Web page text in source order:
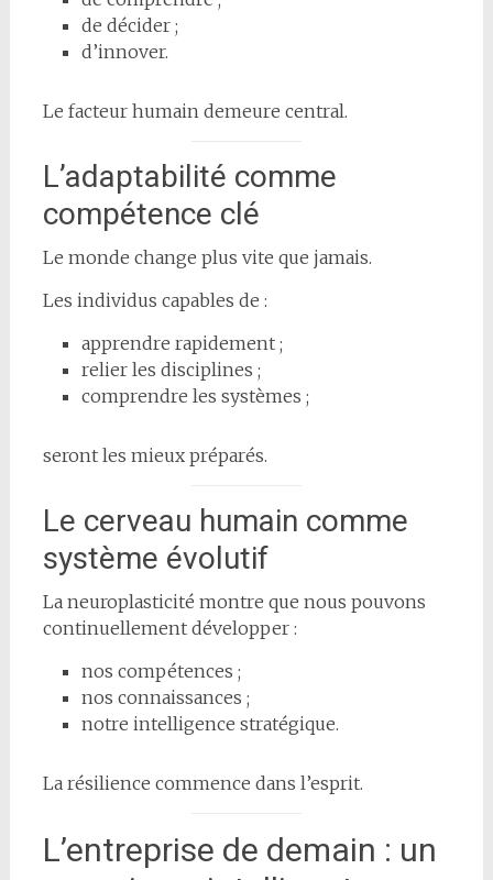
de décider ;
d’innover.
Le facteur humain demeure central.
L’adaptabilité comme
compétence clé
Le monde change plus vite que jamais.
Les individus capables de :
apprendre rapidement ;
relier les disciplines ;
comprendre les systèmes ;
seront les mieux préparés.
Le cerveau humain comme
système évolutif
La neuroplasticité montre que nous pouvons
continuellement développer :
nos compétences ;
nos connaissances ;
notre intelligence stratégique.
La résilience commence dans l’esprit.
L’entreprise de demain : un